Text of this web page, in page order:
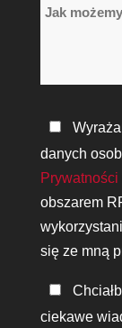
Jak
Polityka
prywatności
*
danych
Prywatności
obszarem
się ze mną
Bądź
w
ciekawe